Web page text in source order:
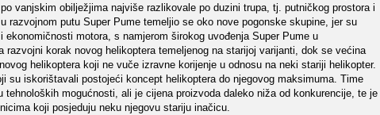
vanjskim obilježjima najviše razlikovale po duzini trupa, tj. putničkog prostora i
razvojnom putu Super Pume temeljio se oko nove pogonske skupine, jer su
motora, s namjerom širokog uvođenja Super Pume u
korak novog helikoptera temeljenog na starijoj varijanti, dok se većina
helikoptera koji ne vuče izravne korijenje u odnosu na neki stariji helikopter.
su iskorištavali postojeći koncept helikoptera do njegovog maksimuma. Time
mogućnosti, ali je cijena proizvoda daleko niža od konkurencije, te je
koji posjeduju neku njegovu stariju inačicu.